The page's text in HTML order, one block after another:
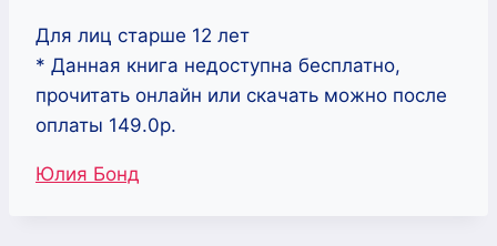
Для лиц старше 12 лет
* Данная книга недоступна бесплатно,
прочитать онлайн или скачать можно после
оплаты 149.0р.
Метки
Юлия Бонд